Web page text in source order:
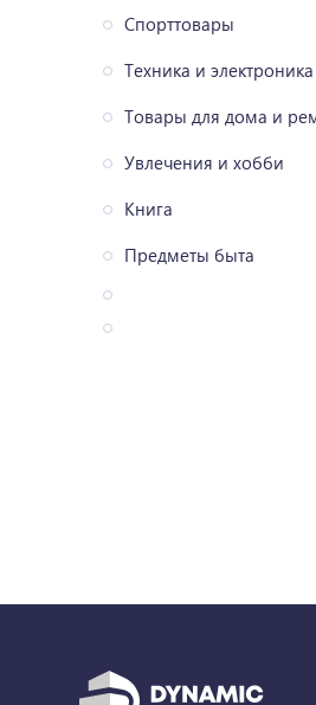
Спорттовары
Техника и электроника
Товары для дома и
Увлечения и хобби
Книга
Предметы быта